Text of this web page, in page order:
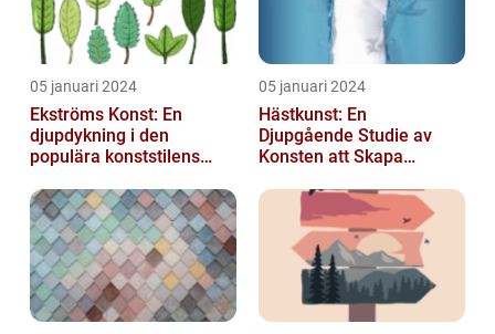
05 januari 2024
Ekströms Konst: En
djupdykning i den
populära konststilens
05 januari 2024
Hästkunst: En
Djupgående Studie av
Konsten att Skapa